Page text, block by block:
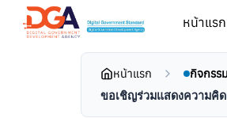
หน้าแรก
หน้าแรก กิจกรร
ขอเชิญร่วมแสดงความคิ